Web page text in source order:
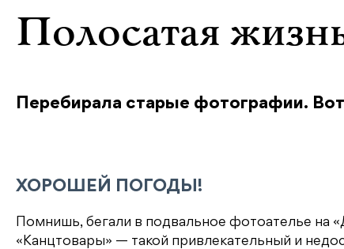
Полосатая
Перебирала старые фотографии.
ХОРОШЕЙ ПОГОДЫ!
Помнишь, бегали в подвальное фотоателье
«Канцтовары» — такой привлекательный и